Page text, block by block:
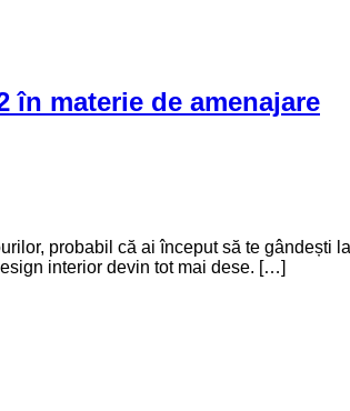
în materie de amenajare
probabil că ai început să te gândești
interior devin tot mai dese. […]